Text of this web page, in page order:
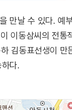
만날 수 있다. 예
이동삼씨의 전통
김동표선생이
다.